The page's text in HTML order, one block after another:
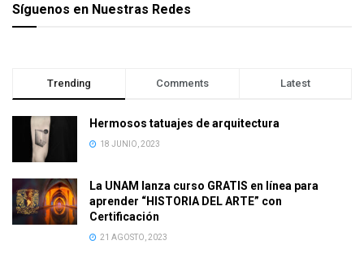
Síguenos en Nuestras Redes
Trending Comments Latest
Hermosos tatuajes de arquitectura
18 JUNIO, 2023
La UNAM lanza curso GRATIS en línea para
aprender “HISTORIA DEL ARTE” con
Certificación
21 AGOSTO, 2023